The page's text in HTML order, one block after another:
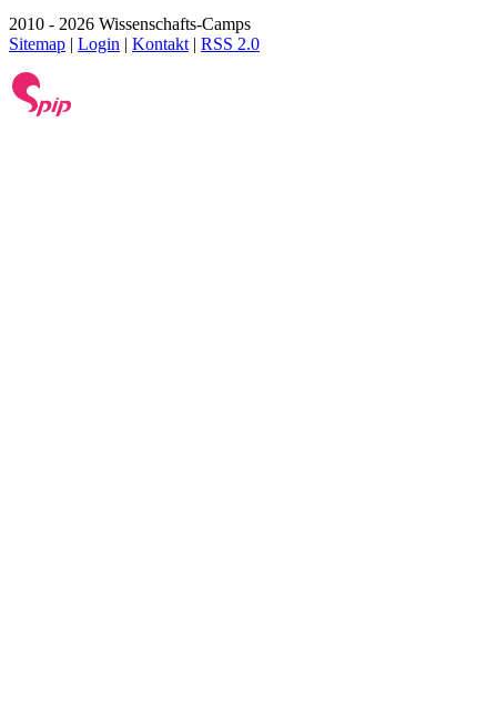
2010 - 2026 Wissenschafts-Camps
Sitemap | Login | Kontakt | RSS 2.0